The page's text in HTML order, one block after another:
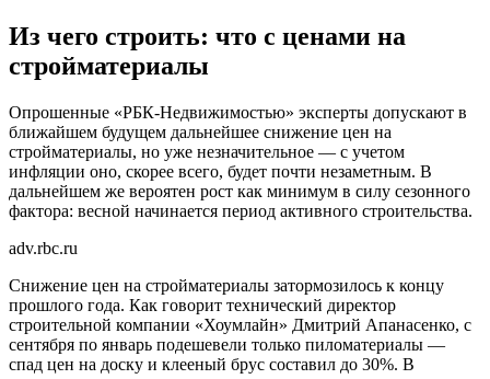
Из чего строить: что с ценами на
стройматериалы
Опрошенные «РБК-Недвижимостью» эксперты допускают в
ближайшем будущем дальнейшее снижение цен на
стройматериалы, но уже незначительное — с учетом
инфляции оно, скорее всего, будет почти незаметным. В
дальнейшем же вероятен рост как минимум в силу сезонного
фактора: весной начинается период активного строительства.
adv.rbc.ru
Снижение цен на стройматериалы затормозилось к концу
прошлого года. Как говорит технический директор
строительной компании «Хоумлайн» Дмитрий Апанасенко, с
сентября по январь подешевели только пиломатериалы —
спад цен на доску и клееный брус составил до 30%. В